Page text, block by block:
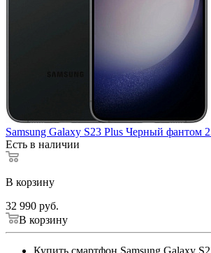
Samsung Galaxy S23 Plus Черный фантом
Есть в наличии
В корзину
32 990 руб.
В корзину
Купить смартфон Samsung Galaxy